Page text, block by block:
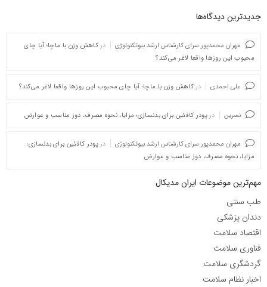
جدیدترین دیدگاه‌‌ها
مهران محمدپور سرای کارشناس ارشد بیوتکنولوژی در کاهش وزن با ماچا؛ آیا چای
محبوب این روزها واقعا لاغر می‌کند؟
علی احمدی در کاهش وزن با ماچا؛ آیا چای محبوب این روزها واقعا لاغر می‌کند؟
نسرین در پودر کافئین برای بدنسازی؛ مزایا، نحوه مصرف، دوز مناسب و عوارض
مهران محمدپور سرای کارشناس ارشد بیوتکنولوژی در پودر کافئین برای بدنسازی؛
مزایا، نحوه مصرف، دوز مناسب و عوارض
مهم‌ترین موضوعات ایران مدیکال
طب سنتی
دندان پزشکی
اقتصاد سلامت
فناوری سلامت
گردشگری سلامت
اخبار نظام سلامت